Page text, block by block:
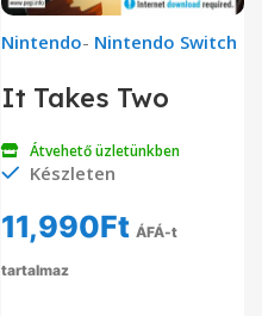
Nintendo- Nintendo Switch
It Takes Two
Átvehető üzletünkben
Készleten
11,990Ft ÁFÁ-t
tartalmaz